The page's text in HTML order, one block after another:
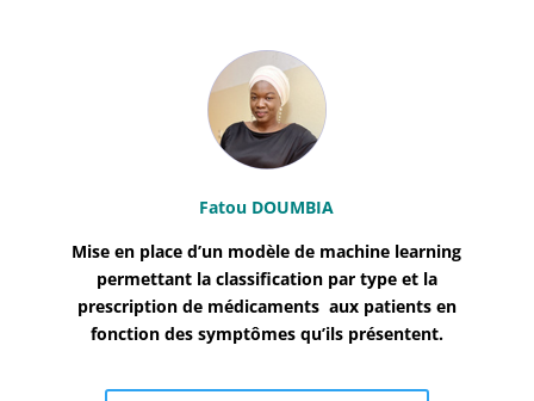
Fatou DOUMBIA
Mise en place d’un modèle de machine learning
permettant la classification par type et la
prescription de médicaments aux patients en
fonction des symptômes qu’ils présentent.